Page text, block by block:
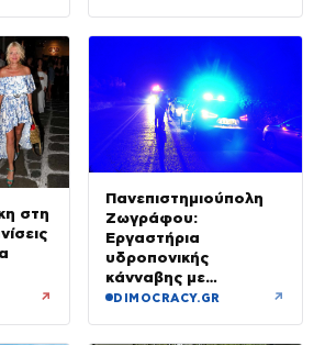
στη
↗
Πανεπιστημιούπολη
Ζωγράφου:
Εργαστήρια
υδροπονικής
κάνναβης με
προσδοκώμενο
DIMOCRACY.GR ↗